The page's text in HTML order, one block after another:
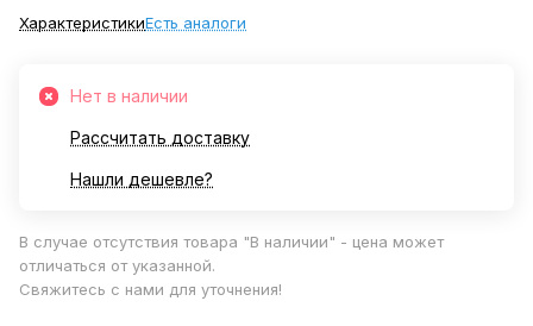
ХарактеристикиЕсть аналоги
Нет в наличии
Рассчитать доставку
Нашли дешевле?
В случае отсутствия товара "В наличии" - цена может
отличаться от указанной.
Свяжитесь с нами для уточнения!